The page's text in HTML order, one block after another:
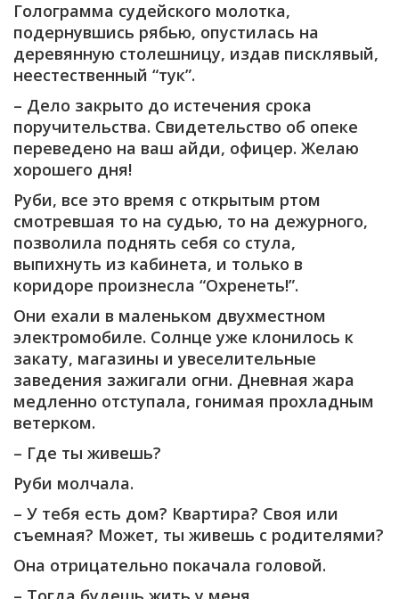
Голограмма судейского молотка,
подернувшись рябью, опустилась на
деревянную столешницу, издав писклявый,
неестественный “тук”.
– Дело закрыто до истечения срока
поручительства. Свидетельство об опеке
переведено на ваш айди, офицер. Желаю
хорошего дня!
Руби, все это время с открытым ртом
смотревшая то на судью, то на дежурного,
позволила поднять себя со стула,
выпихнуть из кабинета, и только в
коридоре произнесла “Охренеть!”.
Они ехали в маленьком двухместном
электромобиле. Солнце уже клонилось к
закату, магазины и увеселительные
заведения зажигали огни. Дневная жара
медленно отступала, гонимая прохладным
ветерком.
– Где ты живешь?
Руби молчала.
– У тебя есть дом? Квартира? Своя или
съемная? Может, ты живешь с родителями?
Она отрицательно покачала головой.